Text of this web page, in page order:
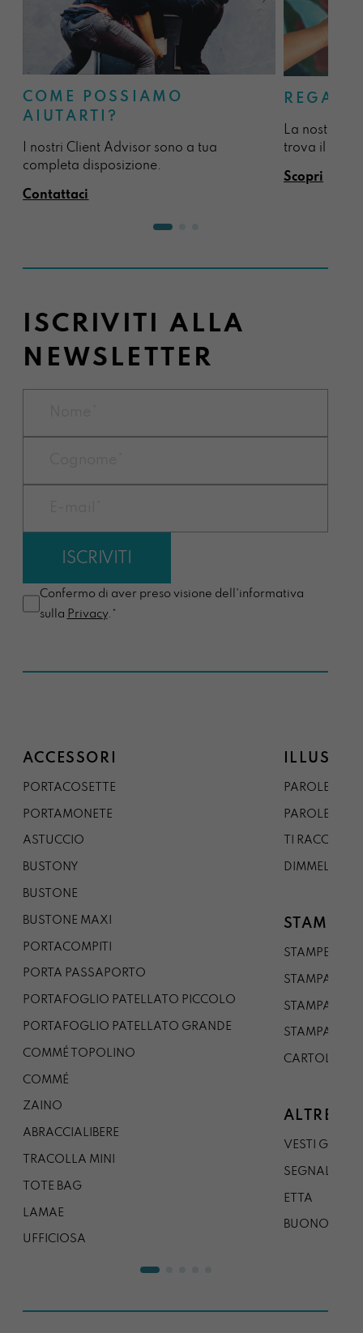
COME POSSIAMO
AIUTARTI?
I nostri Client Advisor sono a tua
completa disposizione.
Contattaci
La nostra
trova il
Scopri
ISCRIVITI ALLA
NEWSLETTER
Confermo di aver preso visione dell'informativa
sulla Privacy.*
ACCESSORI
PORTACOSETTE
PORTAMONETE
ASTUCCIO
BUSTONY
BUSTONE
BUSTONE MAXI
PORTACOMPITI
PORTA PASSAPORTO
PORTAFOGLIO PATELLATO PICCOLO
PORTAFOGLIO PATELLATO GRANDE
COMMÉ TOPOLINO
COMMÉ
ZAINO
ABRACCIALIBERE
TRACOLLA MINI
TOTE BAG
LAMAE
UFFICIOSA
PAROLE DAL
PAROLE DA
TI
DIMMELO
STAMPE
STAMPE A5
STAMPA A3
STAMPA A1
STAMPA A0
CARTOLINA
ALTRE
VESTI
SEGNALIBRO
ETTA
BUONO